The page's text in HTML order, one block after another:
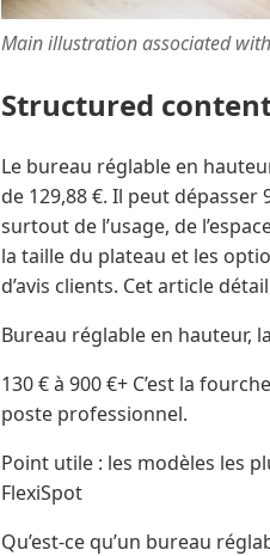
Main illustration associated
Structured
Le bureau réglable en
de 129,88 €. Il peut
surtout de l’usage, de
la taille du plateau et les
d’avis clients. Cet article
Bureau réglable en hauteur,
130 € à 900 €+ C’est la
poste professionnel.
Point utile : les modèles les
FlexiSpot
Qu’est-ce qu’un bureau